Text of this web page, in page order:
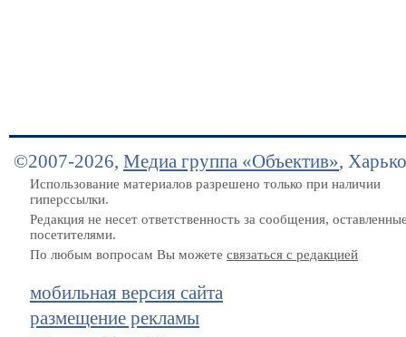
©2007-2026, Медиа группа «Объектив»,
Использование материалов разрешено только при наличии
гиперссылки.
Редакция не несет ответственность за сообщения,
посетителями.
По любым вопросам Вы можете связаться с редакцией
мобильная версия сайта
размещение рекламы